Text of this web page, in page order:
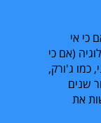
כי אי
(אם כי
כמו ג'ורק,
שנים
את